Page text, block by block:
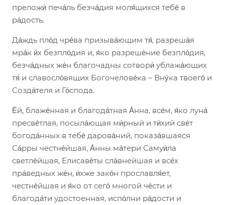
преложи́ печа́ль безча́дия моля́щихся тебе́ в
ра́дость.
Да́ждь пло́д чре́ва призыва́ющим тя́, разреша́я
мра́к и́х безпло́дия и, я́ко разреше́ние безпло́дия,
безча́дных же́н благочадны сотвори́ ублажа́ющих
тя́ и славосло́вящих Богочелове́ка – Вну́ка твоего́ и
Созда́теля и Го́спода.
Е́й, блаже́нная и благода́тная А́нна, все́м, я́ко луна́
пресве́тлая, посыла́ющая ми́рный и ти́хий све́т
богода́нных в тебе́ дарова́ний, показа́вшаяся
Са́рры честне́йшая, А́нны ма́тери Самуи́ла
светле́йшая, Елисаве́ты сла́внейшая и все́х
пра́ведных же́н, и́хже зако́н прославля́ет,
честне́йшая и я́ко от сего́ многой че́сти и
благода́ти удостоенная, испо́лни ра́дости и